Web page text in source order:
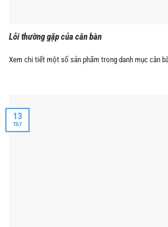
Lỗi thường gặp của cân bàn
Xem chi tiết một số sản phẩm trong danh mục cân
13
Th7